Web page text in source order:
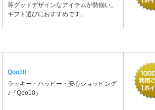
等グッドデザインなアイテムが勢揃い。
ギフト選びにおすすめです。
Qoo10
ラッキー・ハッピー・安心ショッピング
♪『Qoo10』